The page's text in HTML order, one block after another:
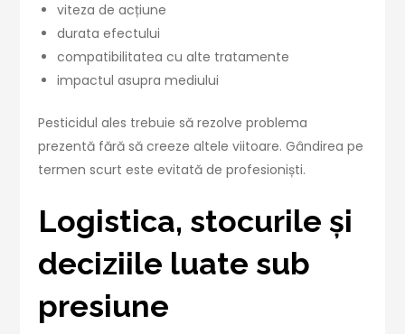
viteza de acțiune
durata efectului
compatibilitatea cu alte tratamente
impactul asupra mediului
Pesticidul ales trebuie să rezolve problema
prezentă fără să creeze altele viitoare. Gândirea pe
termen scurt este evitată de profesioniști.
Logistica, stocurile și
deciziile luate sub
presiune